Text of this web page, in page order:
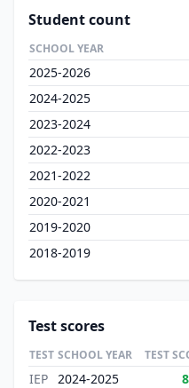
Student count
SCHOOL YEAR
2025-2026
2024-2025
2023-2024
2022-2023
2021-2022
2020-2021
2019-2020
2018-2019
Test scores
TEST SCHOOL YEAR TEST
IEP 2024-2025